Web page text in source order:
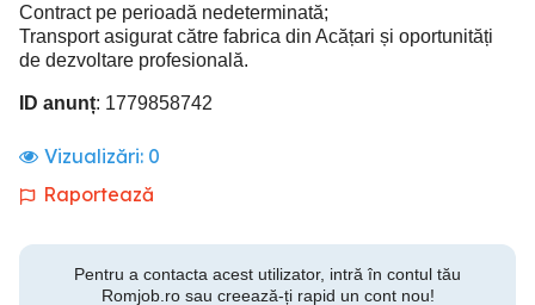
Contract pe perioadă nedeterminată;
Transport asigurat către fabrica din Acățari și oportunități
de dezvoltare profesională.
ID anunț: 1779858742
Vizualizări: 0
Raportează
Pentru a contacta acest utilizator, intră în contul tău
Romjob.ro sau creează-ți rapid un cont nou!